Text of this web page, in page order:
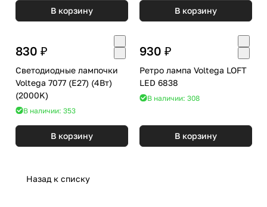
В корзину В корзину
830 ₽
Светодиодные лампочки
Voltega 7077 (E27) (4Вт)
(2000K)
В наличии: 353
В корзину
930 ₽
Ретро лампа Voltega LOFT
LED 6838
В наличии: 308
В корзину
Назад к списку